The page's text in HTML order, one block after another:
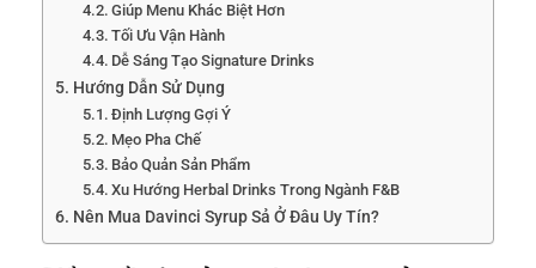
Giúp Menu Khác Biệt Hơn
Tối Ưu Vận Hành
Dễ Sáng Tạo Signature Drinks
Hướng Dẫn Sử Dụng
Định Lượng Gợi Ý
Mẹo Pha Chế
Bảo Quản Sản Phẩm
Xu Hướng Herbal Drinks Trong Ngành F&B
Nên Mua Davinci Syrup Sả Ở Đâu Uy Tín?